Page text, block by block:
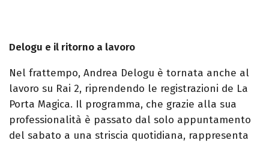
Delogu e il ritorno a lavoro
Nel frattempo, Andrea Delogu è tornata anche al
lavoro su Rai 2, riprendendo le registrazioni de La
Porta Magica. Il programma, che grazie alla sua
professionalità è passato dal solo appuntamento
del sabato a una striscia quotidiana, rappresenta